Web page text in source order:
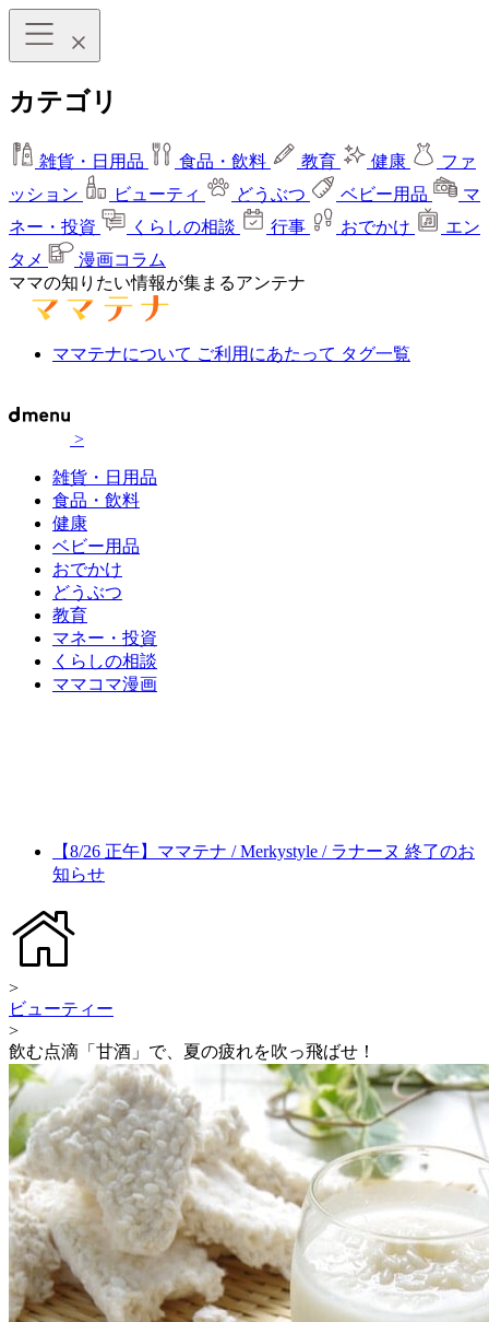
カテゴリ
雑貨・日用品 食品・飲料 教育 健康
ファ
ッション
ビューティ どうぶつ ベビー用品
マ
ネー・投資
くらしの相談 行事 おでかけ
エン
タメ
漫画コラム
ママの知りたい情報が集まるアンテナ
ママテナについて ご利用にあたって タグ一覧
>
雑貨・日用品
食品・飲料
健康
ベビー用品
おでかけ
どうぶつ
教育
マネー・投資
くらしの相談
ママコマ漫画
【8/26 正午】ママテナ / Merkystyle / ラナーヌ 終了のお
知らせ
>
ビューティー
>
飲む点滴「甘酒」で、夏の疲れを吹っ飛ばせ！